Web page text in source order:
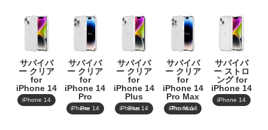
サバイバ
ー クリア
for
iPhone 14
iPhone 14
サバイバ
ー クリア
for
iPhone 14
Pro
iPhone 14 Pro
サバイバ
ー クリア
for
iPhone 14
Plus
iPhone 14 Plus
サバイバ
ー クリア
for
iPhone 14
Pro Max
iPhone 14 Pro Max
サバイバ
ー ストロ
ング for
iPhone 14
iPhone 14